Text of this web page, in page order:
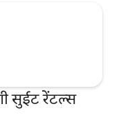
सुईट रेंटल्स